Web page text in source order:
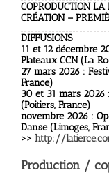
COPRODUCTION
CRÉATION –
DIFFUSIONS
11 et 12 décembre
Plateaux CCN (La
27 mars 2026 :
France)
30 et 31 mars 2026
(Poitiers, France)
novembre 2026 :
Danse (Limoges,
>> http://
Production /